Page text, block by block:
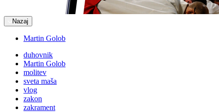
Nazaj
Martin Golob
duhovnik
Martin Golob
molitev
sveta maša
vlog
zakon
zakrament